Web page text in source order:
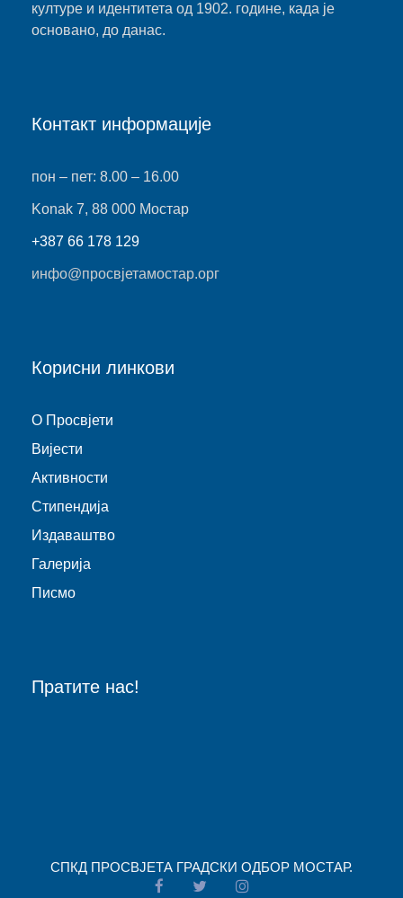
културе и идентитета од 1902. године, када је
основано, до данас.
Контакт информације
пон – пет: 8.00 – 16.00
Konak 7, 88 000 Мостар
+387 66 178 129
инфо@просвјетамостар.орг
Корисни линкови
O Просвјети
Виjести
Активности
Стипендија
Издаваштво
Галерија
Писмо
Пратите нас!
СПКД ПРОСВJЕТА ГРАДСКИ ОДБОР МОСТАР.